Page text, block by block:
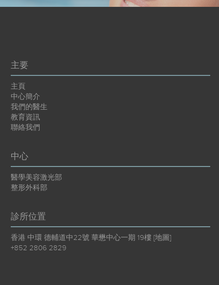
主要
主頁
中心簡介
我們的醫生
教育資訊
聯絡我們
中心
醫學美容激光部
整形外科部
診所位置
香港 中環 德輔道中22號 華懋中心一期 19樓 [地圖]
+852 2806 2829